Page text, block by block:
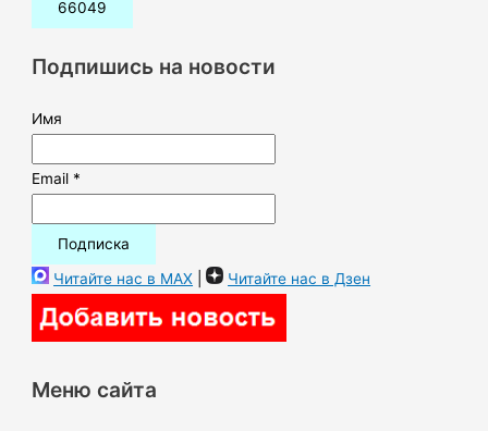
:Подпишись на новости
Имя
Email *
Читайте нас в MAX | Читайте нас в Дзен
Меню сайта